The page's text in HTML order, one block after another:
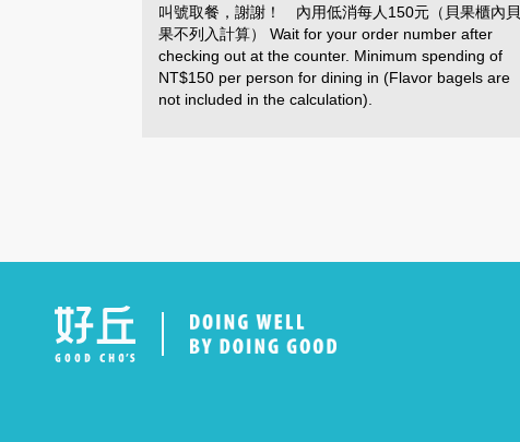
叫號取餐，謝謝！ 內用低消每人150元（貝果櫃內貝
果不列入計算） Wait for your order number after
checking out at the counter. Minimum spending of
NT$150 per person for dining in (Flavor bagels are
not included in the calculation).